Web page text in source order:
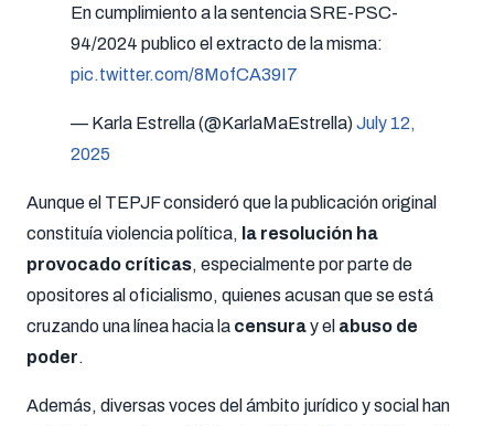
En cumplimiento a la sentencia SRE-PSC-
94/2024 publico el extracto de la misma:
pic.twitter.com/8MofCA39I7
— Karla Estrella (@KarlaMaEstrella)July 12,
2025
Aunque el TEPJF consideró que la publicación original
constituía violencia política, la resolución ha
provocado críticas, especialmente por parte de
opositores al oficialismo, quienes acusan que se está
cruzando una línea hacia la censuray el abuso de
poder.
Además, diversas voces del ámbito jurídico y social han